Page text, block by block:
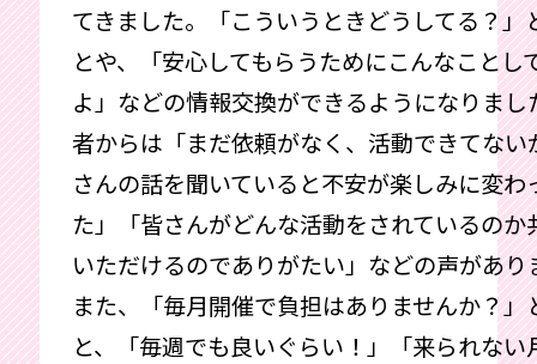
てきました。「こういうときどうしてる？」
とや、「安心してもらうためにこんなことし
よ」などの情報交換ができるようになりまし
者からは「まだ依頼がなく、活動できてない
さんの話を聞いていると不安が楽しみに変わ
た」「皆さんがどんな活動をされているのか
いただけるのでありがたい」などの声があり
また、「毎月開催で負担はありませんか？」
と、「毎週でも良いぐらい！」「来られない